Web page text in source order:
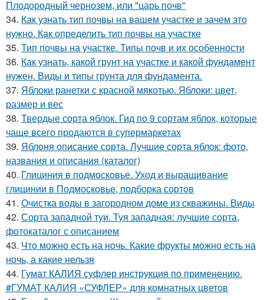
Плодородный чернозем, или "царь почв"
34. Как узнать тип почвы на вашем участке и зачем это
нужно. Как определить тип почвы на участке
35. Тип почвы на участке. Типы почв и их особенности
36. Как узнать, какой грунт на участке и какой фундамент
нужен. Виды и типы грунта для фундамента.
37. Яблоки ранетки с красной мякотью. Яблоки: цвет,
размер и вес
38. Твердые сорта яблок. Гид по 9 сортам яблок, которые
чаще всего продаются в супермаркетах
39. Яблоня описание сорта. Лучшие сорта яблок: фото,
названия и описания (каталог)
40. Глициния в подмосковье. Уход и выращивание
глицинии в Подмосковье, подборка сортов
41. Очистка воды в загородном доме из скважины. Виды
42. Сорта западной туи. Туя западная: лучшие сорта,
фотокаталог с описанием
43. Что можно есть на ночь. Какие фрукты можно есть на
ночь, а какие нельзя
44. Гумат КАЛИЯ суфлер инструкция по применению.
#ГУМАТ КАЛИЯ «СУФЛЕР» для комнатных цветов